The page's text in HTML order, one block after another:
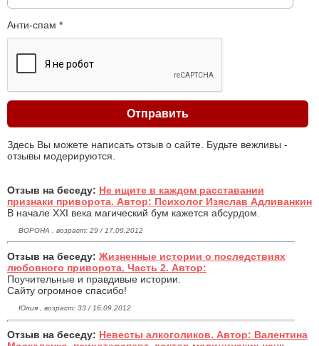
Анти-спам *
Здесь Вы можете написать отзыв о сайте. Будьте вежливы -
отзывы модерируются.
Отзыв на беседу: Не ищите в каждом расставании
признаки приворота. Автор: Психолог Изяслав Адливанкин
В начале ХХI века магический бум кажется абсурдом.
ВОРОНА , возраст: 29 / 17.09.2012
Отзыв на беседу: Жизненные истории о последствиях
любовного приворота. Часть 2. Автор:
Поучительные и правдивые истории.
Сайту огромное спасибо!
Юлия , возраст: 33 / 16.09.2012
Отзыв на беседу: Невесты алкоголиков. Автор: Валентина